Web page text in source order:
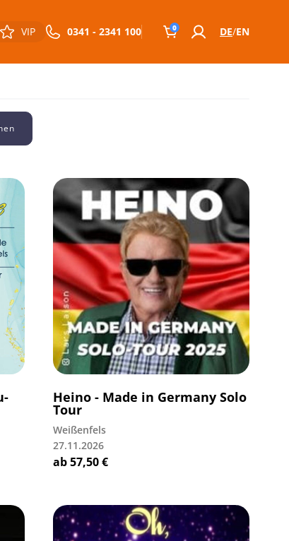
VIP 0341 - 2341 100 0 DE EN
Heino - Made in Germany Solo
Tour
Weißenfels
27.11.2026
ab57,50€